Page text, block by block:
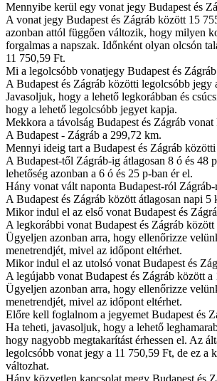
Mennyibe kerül egy vonat jegy Budapest és
A vonat jegy Budapest és Zágráb között 15
azonban attól függően változik, hogy milyen
forgalmas a napszak. Időnként olyan olcsón
11 750,59 Ft.
Mi a legolcsóbb vonatjegy Budapest és
A Budapest és Zágráb közötti legolcsóbb jegy
Javasoljuk, hogy a lehető legkorábban és
hogy a lehető legolcsóbb jegyet kapja.
Mekkora a távolság Budapest és Zágráb vonat
A Budapest - Zágráb a 299,72 km.
Mennyi ideig tart a Budapest és Zágráb
A Budapest-től Zágráb-ig átlagosan 8 ó és 48
lehetőség azonban a 6 ó és 25 p-ban ér el.
Hány vonat vált naponta Budapest-ról Zágráb-
A Budapest és Zágráb között átlagosan napi 5
Mikor indul el az első vonat Budapest és
A legkorábbi vonat Budapest és Zágráb
Ügyeljen azonban arra, hogy ellenőrizze
menetrendjét, mivel az időpont eltérhet.
Mikor indul el az utolsó vonat Budapest és
A legújabb vonat Budapest és Zágráb között
Ügyeljen azonban arra, hogy ellenőrizze
menetrendjét, mivel az időpont eltérhet.
Előre kell foglalnom a jegyemet Budapest és
Ha teheti, javasoljuk, hogy a lehető
hogy nagyobb megtakarítást érhessen el. Az
legolcsóbb vonat jegy a 11 750,59 Ft, de ez a
változhat.